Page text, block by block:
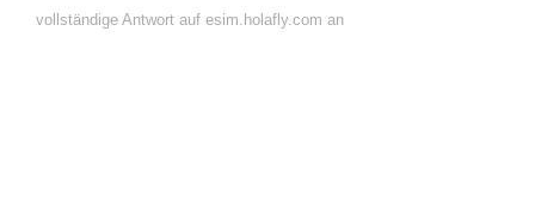
vollständige Antwort auf esim.holafly.com an